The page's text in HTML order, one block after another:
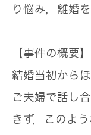
り悩み，離婚
【事件の概要】
結婚当初から
ご夫婦で話し
きず，このよ